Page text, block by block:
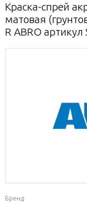
Краска-спрей
матовая
R ABRO артикул
Бренд